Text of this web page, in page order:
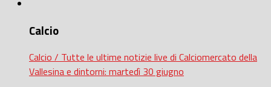
Calcio
Calcio / Tutte le ultime notizie live di Calciomercato della
Vallesina e dintorni: martedì 30 giugno